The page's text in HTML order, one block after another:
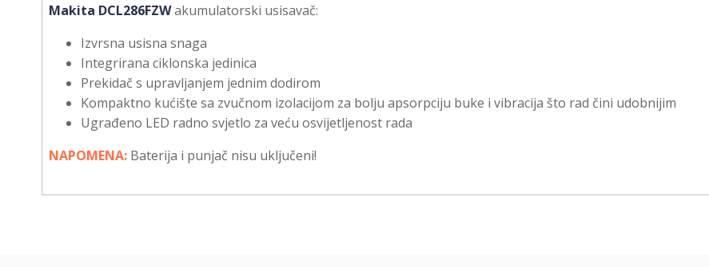
Makita DCL286FZWakumulatorski usisavač:
Izvrsna usisna snaga
Integrirana ciklonska jedinica
Prekidač s upravljanjem jednim dodirom
Kompaktno kućište sa zvučnom izolacijom za bolju apsorpciju buke i vibracija što rad čini udobnijim
Ugrađeno LED radno svjetlo za veću osvijetljenost rada
NAPOMENA: Baterija i punjač nisu uključeni!